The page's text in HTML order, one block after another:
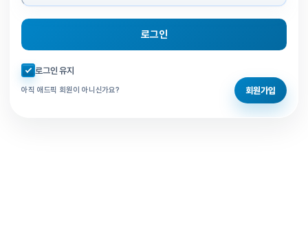
로그인
자동로그인 체크
로그인 유지
아직 애드픽 회원이 아니신가요? 회원가입